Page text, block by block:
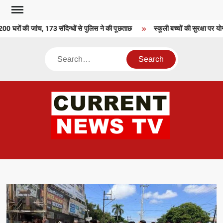
Skip
content
घरों की जांच, 173 संदिग्धों से पुलिस ने की पूछताछ स्कूली बच्चों की सुरक्षा पर
Search